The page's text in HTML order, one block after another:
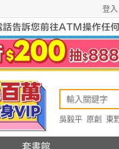
登入
吳毅平 原創
東
套書館